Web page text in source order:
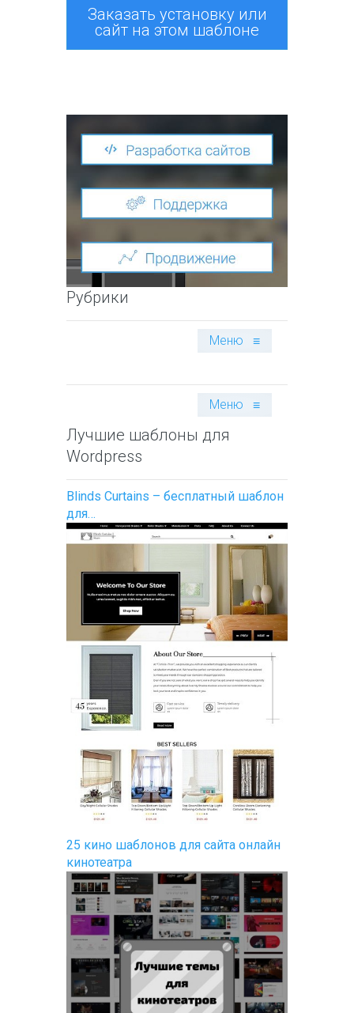
Заказать установку или
сайт на этом шаблоне
Рубрики
Меню ≡
Меню ≡
Лучшие шаблоны для
Wordpress
Blinds Curtains – бесплатный шаблон
для…
25 кино шаблонов для сайта онлайн
кинотеатра